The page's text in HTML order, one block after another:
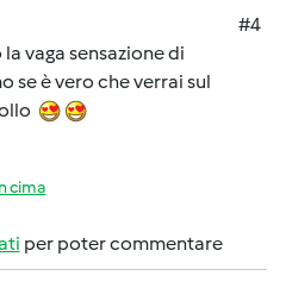
#4
vaga sensazione di
se è vero che verrai sul
cima
per poter commentare